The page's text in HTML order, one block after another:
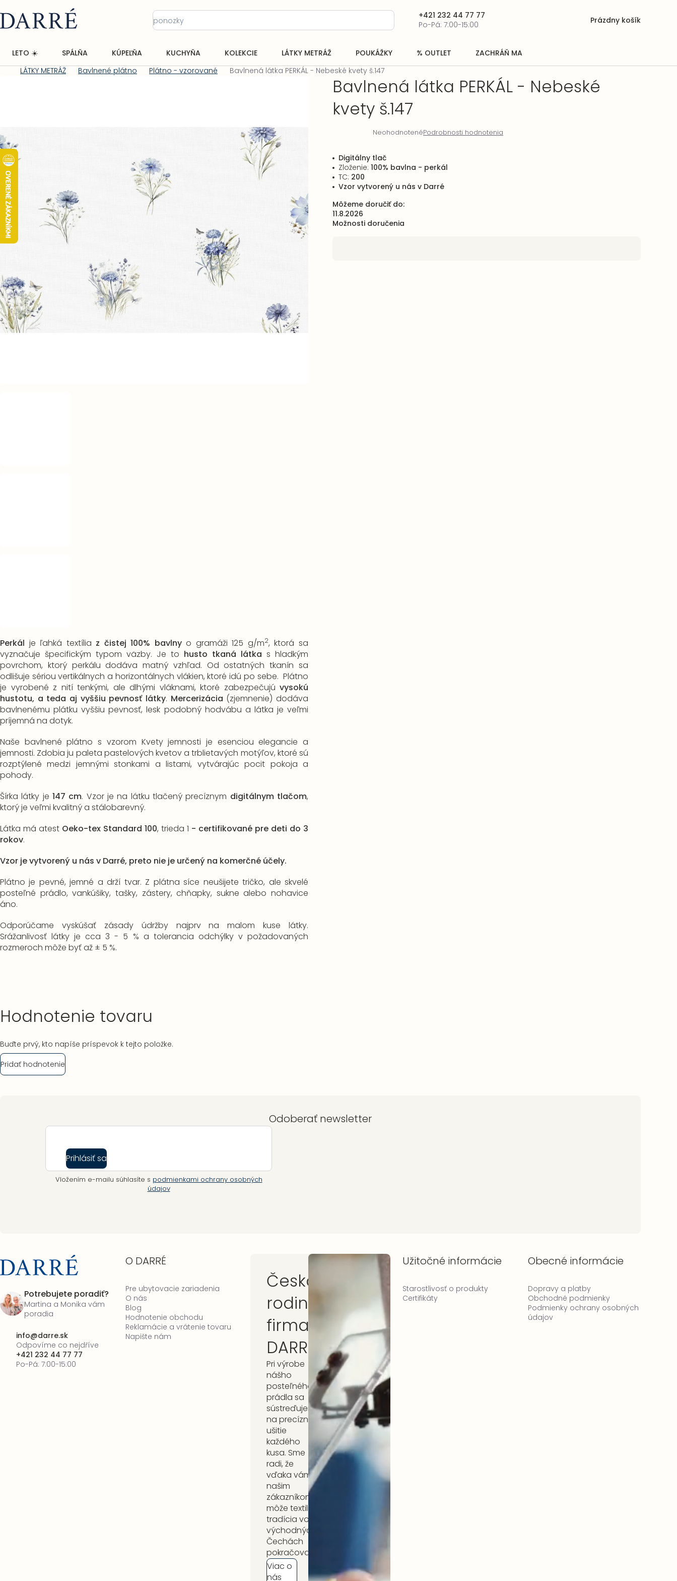
na
obsah
+421 232 44 77 77
Po-Pá: 7:00-15:00
Nákupný
Prázdny košík
LETO ☀️ SPÁLŇA KÚPEĽŇA KUCHYŇA KOLEKCIE LÁTKY METRÁŽ POUKÁŽKY % OUTLET ZACHRÁŇ MA
LÁTKY METRÁŽ Bavlnené plátno Plátno - vzorované Bavlnená látka PERKÁL - Nebeské kvety š.147
Perkál je ľahká textília z čistej 100% bavlnyo gramáži 125 g/m2, ktorá sa
vyznačuje špecifickým typom väzby. Je to husto tkaná látka s hladkým
povrchom, ktorý perkálu dodáva matný vzhľad. Od ostatných tkanín sa
odlišuje sériou vertikálnych a horizontálnych vlákien, ktoré idú po sebe. Plátno
je vyrobené z nití tenkými, ale dlhými vláknami, ktoré zabezpečujú vysokú
hustotu, a teda aj vyššiu pevnosť látky. Mercerizácia (zjemnenie) dodáva
bavlnenému plátku vyššiu pevnosť, lesk podobný hodvábu a látka je veľmi
príjemná na dotyk.
Naše bavlnené plátno s vzorom Kvety jemnosti je esenciou elegancie a
jemnosti. Zdobia ju paleta pastelových kvetov a trblietavých motýľov, ktoré sú
rozptýlené medzi jemnými stonkami a listami, vytvárajúc pocit pokoja a
pohody.
Šírka látky je 147 cm. Vzor je na látku tlačený precíznym digitálnym tlačom,
ktorý je veľmi kvalitný a stálobarevný.
Látka má atest Oeko-tex Standard 100, trieda 1 - certifikované pre deti do 3
rokov.
Vzor je vytvorený u nás v Darré, preto nie je určený na komerčné účely.
Plátno je pevné, jemné a drží tvar. Z plátna síce neušijete tričko, ale skvelé
posteľné prádlo, vankúšiky, tašky, zástery, chňapky, sukne alebo nohavice
áno.
Odporúčame vyskúšať zásady údržby najprv na malom kuse látky.
Srážanlivosť látky je cca 3 - 5 % a tolerancia odchýlky v požadovaných
rozmeroch môže byť až ± 5 %.
Bavlnená látka PERKÁL - Nebeské
kvety š.147
produktu
je
0,0
z
hviezdičiek.
NeohodnotenéPodrobnosti hodnotenia
Môžeme doručiť do:
11.8.2026
Možnosti doručenia
Digitálny tlač
Zloženie: 100% bavlna - perkál
TC: 200
Vzor vytvorený u nás v Darré
Hodnotenie tovaru
Buďte prvý, kto napíše príspevok k tejto položke.
Pridať hodnotenie
Potrebujete poradiť?
Martina a Monika vám
poradia
info@darre.sk
Odpovíme co nejdříve
+421 232 44 77 77
Po-Pá: 7:00-15:00
Odoberať newsletter
Prihlásiť sa
Vložením e-mailu súhlasíte s podmienkami ochrany osobných
údajov
O DARRÉ
Pre ubytovacie zariadenia
O nás
Blog
Hodnotenie obchodu
Reklamácie a vrátenie tovaru
Napište nám
Česká
rodinná
firma
DARRÉ
Pri výrobe
nášho
posteľného
prádla sa
sústreďujeme
na precízne
ušitie
každého
kusa. Sme
radi, že
vďaka vám,
našim
zákazníkom,
môže textilná
tradícia vo
východných
Čechách
pokračovať.
Viac o
nás
Užitočné informácie
Starostlivosť o produkty
Certifikáty
Obecné informácie
Dopravy a platby
Obchodné podmienky
Podmienky ochrany osobných
údajov